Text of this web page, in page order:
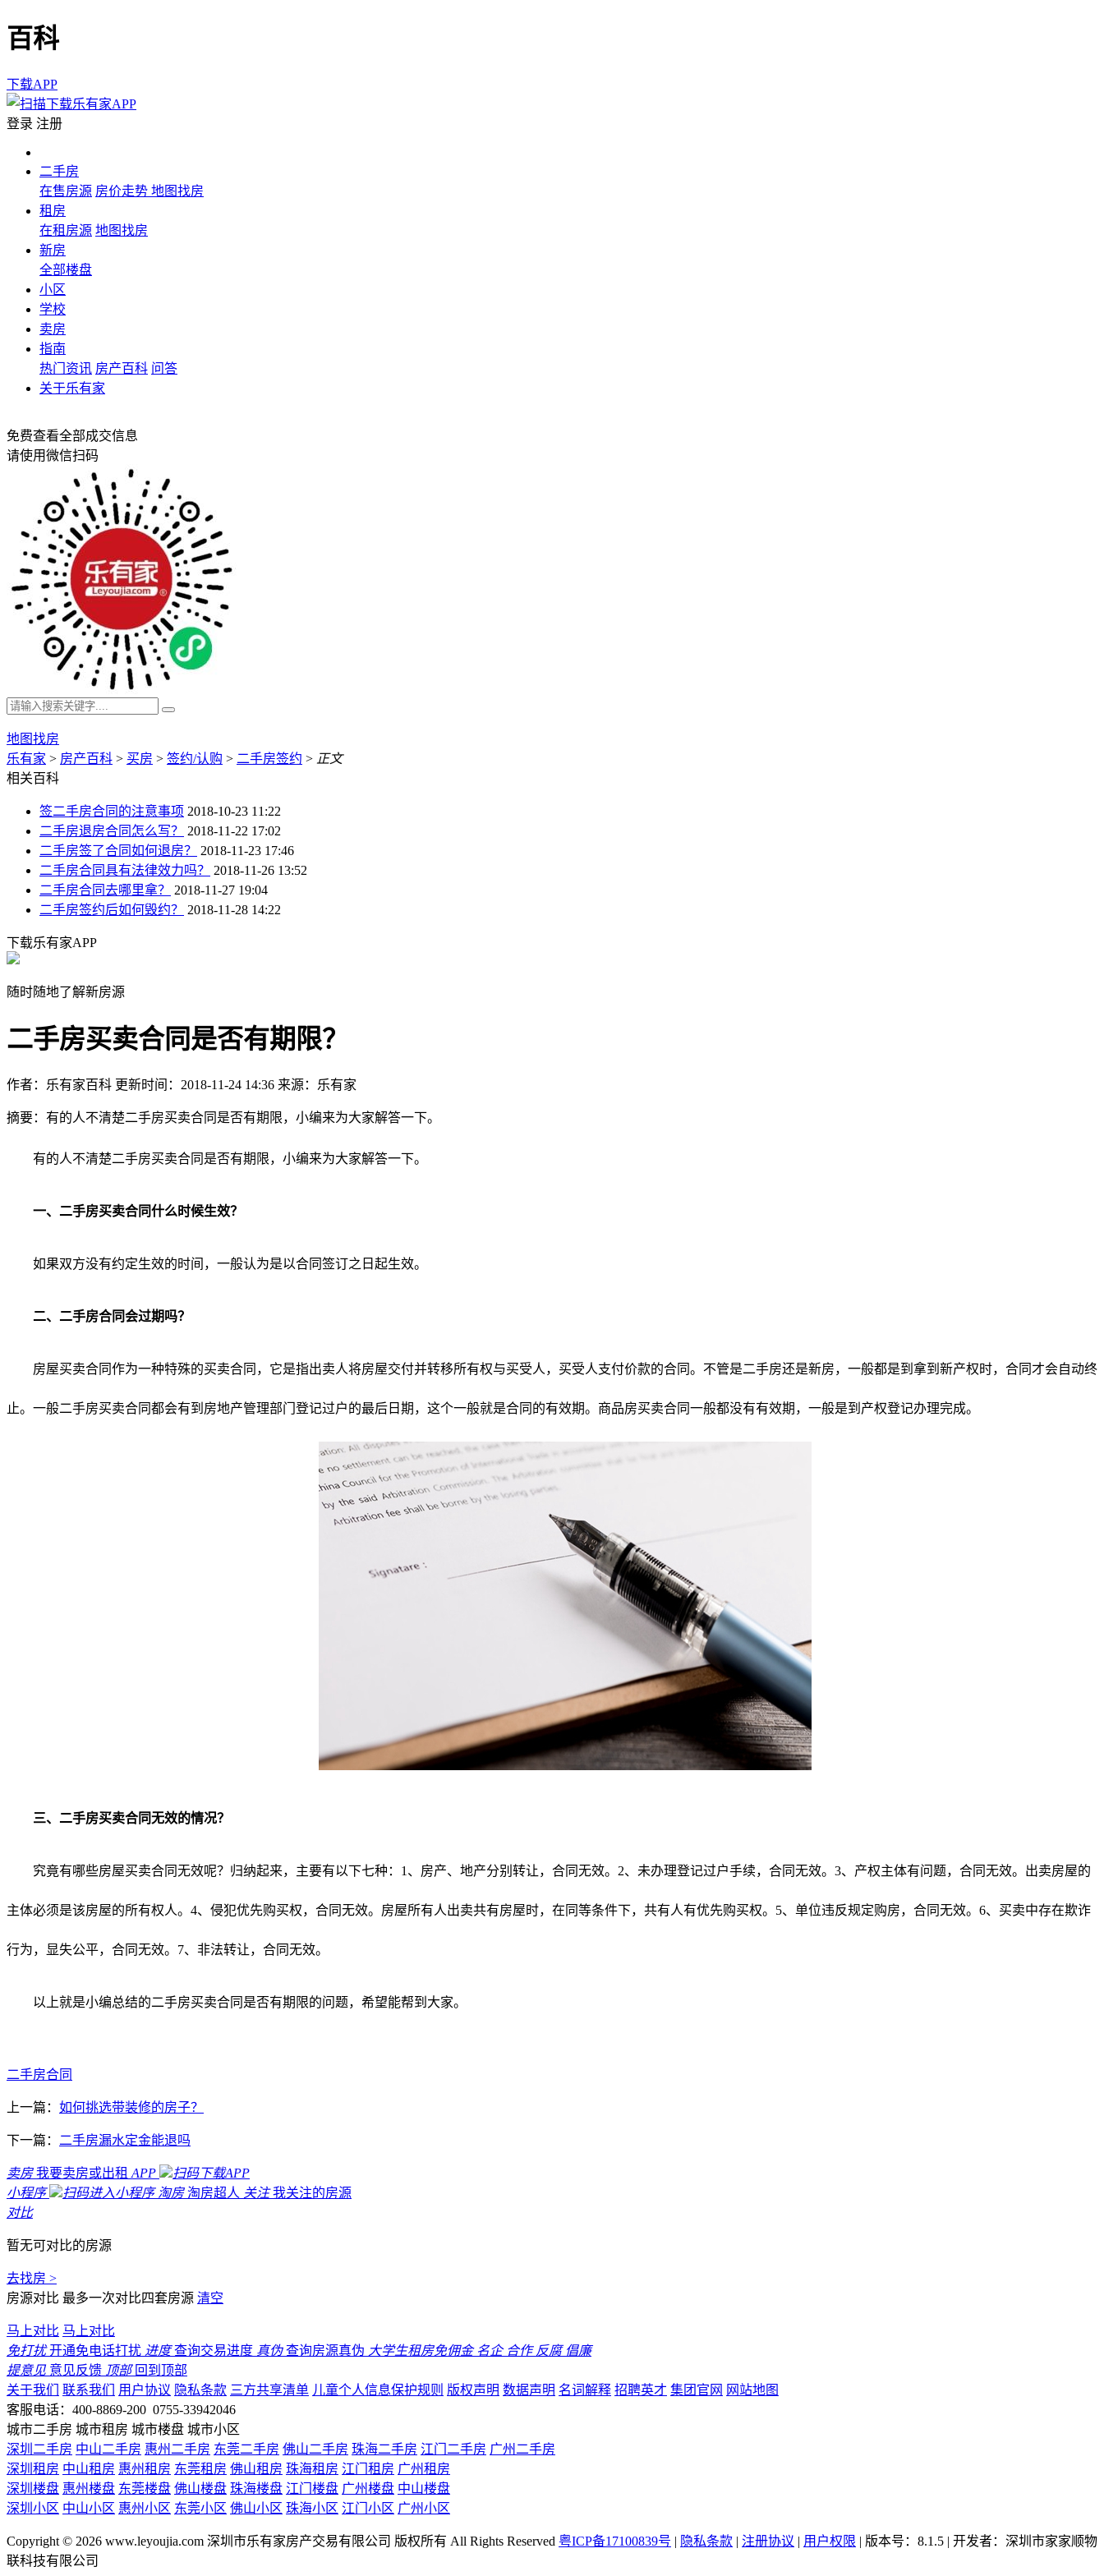
百科
下载APP
登录 注册
二手房
在售房源 房价走势 地图找房
租房
在租房源 地图找房
新房
全部楼盘
小区
学校
卖房
指南
热门资讯 房产百科 问答
关于乐有家
免费查看全部成交信息
请使用微信扫码
地图找房
乐有家 > 房产百科 > 买房 > 签约/认购 > 二手房签约 > 正文
相关百科
签二手房合同的注意事项 2018-10-23 11:22
二手房退房合同怎么写？
2018-11-22 17:02
二手房签了合同如何退房？
2018-11-23 17:46
二手房合同具有法律效力吗？
2018-11-26 13:52
二手房合同去哪里拿？
2018-11-27 19:04
二手房签约后如何毁约？
2018-11-28 14:22
下载乐有家APP
随时随地了解新房源
二手房买卖合同是否有期限？
作者：乐有家百科 更新时间：2018-11-24 14:36 来源：乐有家
摘要： ​ 有的人不清楚二手房买卖合同是否有期限，小编来为大家解答一下。
有的人不清楚二手房买卖合同是否有期限，小编来为大家解答一下。
一、二手房买卖合同什么时候生效？
如果双方没有约定生效的时间，一般认为是以合同签订之日起生效。
二、二手房合同会过期吗？
房屋买卖合同作为一种特殊的买卖合同，它是指出卖人将房屋交付并转移所有权与买受人，买受人支付价款的合同。不管是二手房还是新房，一般都是到拿到新产权时，合同才会自动终
止。一般二手房买卖合同都会有到房地产管理部门登记过户的最后日期，这个一般就是合同的有效期。商品房买卖合同一般都没有有效期，一般是到产权登记办理完成。
三、二手房买卖合同无效的情况？
究竟有哪些房屋买卖合同无效呢？归纳起来，主要有以下七种：1、房产、地产分别转让，合同无效。2、未办理登记过户手续，合同无效。3、产权主体有问题，合同无效。出卖房屋的
主体必须是该房屋的所有权人。4、侵犯优先购买权，合同无效。房屋所有人出卖共有房屋时，在同等条件下，共有人有优先购买权。5、单位违反规定购房，合同无效。6、买卖中存在欺诈
行为，显失公平，合同无效。7、非法转让，合同无效。
以上就是小编总结的二手房买卖合同是否有期限的问题，希望能帮到大家。
二手房合同
上一篇： 如何挑选带装修的房子？
下一篇： 二手房漏水定金能退吗
卖房 我要卖房或出租 APP
扫码下载APP
小程序
扫码进入小程序 淘房 淘房超人 关注 我关注的房源
对比
暂无可对比的房源
去找房 >
房源对比 最多一次对比四套房源 清空
马上对比 马上对比
免打扰 开通免电话打扰 进度 查询交易进度 真伪 查询房源真伪 大学生租房免佣金 名企 合作 反腐 倡廉
提意见 意见反馈 顶部 回到顶部
关于我们
联系我们 用户协议 隐私条款 三方共享清单 儿童个人信息保护规则 版权声明 数据声明 名词解释 招聘英才 集团官网 网站地图
客服电话：400-8869-200 0755-33942046
城市二手房 城市租房 城市楼盘 城市小区
深圳二手房 中山二手房 惠州二手房 东莞二手房 佛山二手房 珠海二手房 江门二手房 广州二手房
深圳租房 中山租房 惠州租房 东莞租房 佛山租房 珠海租房 江门租房 广州租房
深圳楼盘 惠州楼盘 东莞楼盘 佛山楼盘 珠海楼盘 江门楼盘 广州楼盘 中山楼盘
深圳小区 中山小区 惠州小区 东莞小区 佛山小区 珠海小区 江门小区 广州小区
Copyright © 2026 www.leyoujia.com 深圳市乐有家房产交易有限公司 版权所有 All Rights Reserved 粤ICP备17100839号 | 隐私条款 | 注册协议 | 用户权限 | 版本号：8.1.5 | 开发者：深圳市家家顺物
联科技有限公司